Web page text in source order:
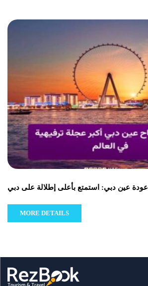
عودة عين دبي: استمتع بأعلى إطلالة على دبي
MORE DETAILS